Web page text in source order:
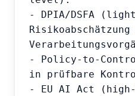
- DPIA/DSFA
- Policy-to-
in prüfbare
- EU AI Act